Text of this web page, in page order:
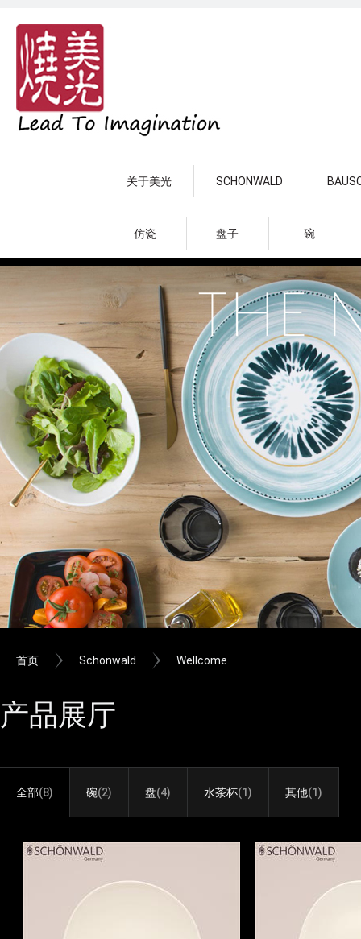
关于美光 SCHONWALD
仿瓷 盘子 碗
首页 Schonwald Wellcome
产品展厅
全部(8) 碗(2) 盘(4) 水茶杯(1) 其他(1)